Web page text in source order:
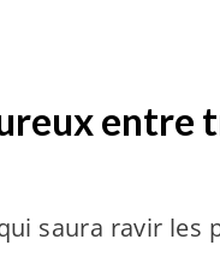
saura ravir les